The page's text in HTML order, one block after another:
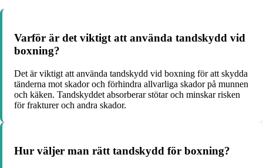
Varför är det viktigt att använda tandskydd vid
boxning?
Det är viktigt att använda tandskydd vid boxning för att skydda
tänderna mot skador och förhindra allvarliga skador på munnen
och käken. Tandskyddet absorberar stötar och minskar risken
för frakturer och andra skador.
Hur väljer man rätt tandskydd för boxning?